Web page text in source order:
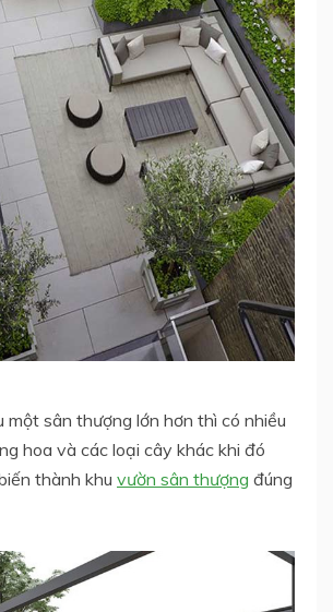
một sân thượng lớn hơn thì có nhiều
hoa và các loại cây khác khi đó
thành khu vườn sân thượng đúng